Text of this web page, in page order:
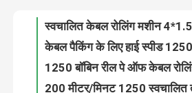
कारखाने का दौरा
गुणवत्ता नियंत्रण